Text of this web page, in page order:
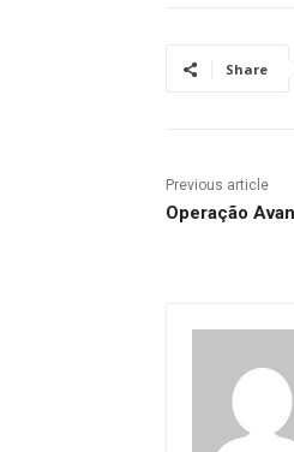
Share
Previous article
Operação